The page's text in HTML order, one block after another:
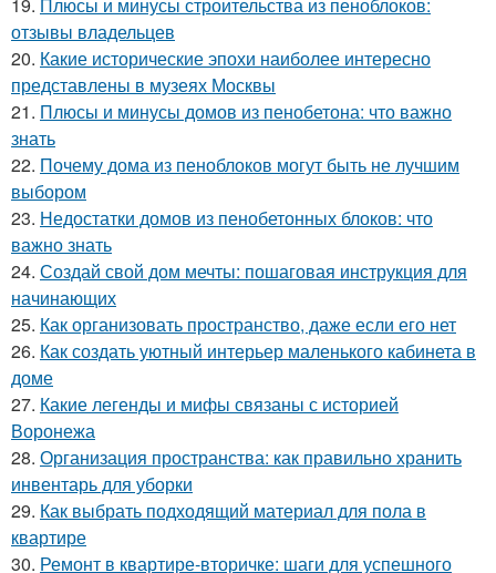
отзывы владельцев
20. Какие исторические эпохи наиболее интересно
представлены в музеях Москвы
21. Плюсы и минусы домов из пенобетона: что важно
знать
22. Почему дома из пеноблоков могут быть не лучшим
выбором
23. Недостатки домов из пенобетонных блоков: что
важно знать
24. Создай свой дом мечты: пошаговая инструкция для
начинающих
25. Как организовать пространство, даже если его нет
26. Как создать уютный интерьер маленького кабинета в
доме
27. Какие легенды и мифы связаны с историей
Воронежа
28. Организация пространства: как правильно хранить
инвентарь для уборки
29. Как выбрать подходящий материал для пола в
квартире
30. Ремонт в квартире-вторичке: шаги для успешного